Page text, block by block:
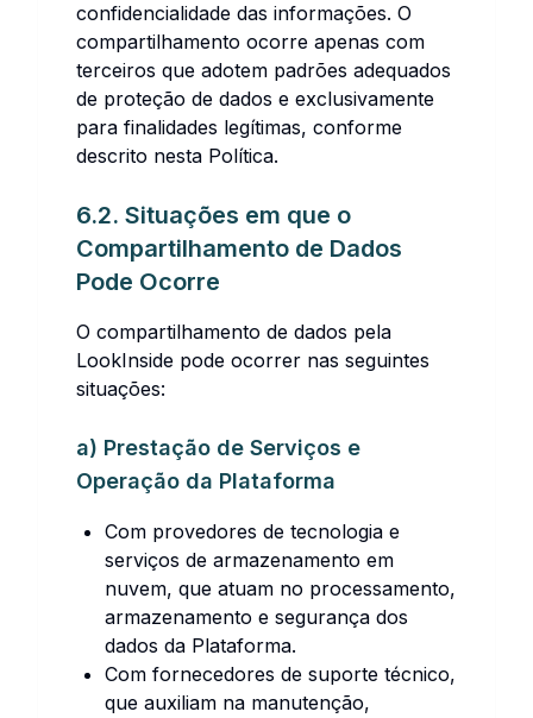
confidencialidade das informações. O
compartilhamento ocorre apenas com
terceiros que adotem padrões adequados
de proteção de dados e exclusivamente
para finalidades legítimas, conforme
descrito nesta Política.
6.2. Situações em que o
Compartilhamento de Dados
Pode Ocorre
O compartilhamento de dados pela
LookInside pode ocorrer nas seguintes
situações:
a) Prestação de Serviços e
Operação da Plataforma
Com provedores de tecnologia e
serviços de armazenamento em
nuvem, que atuam no processamento,
armazenamento e segurança dos
dados da Plataforma.
Com fornecedores de suporte técnico,
que auxiliam na manutenção,